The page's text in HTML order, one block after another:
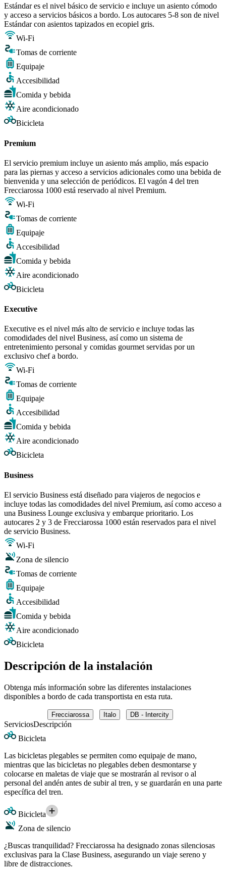
Estándar es el nivel básico de servicio e incluye un asiento cómodo
y acceso a servicios básicos a bordo. Los autocares 5-8 son de nivel
Estándar con asientos tapizados en ecopiel gris.
Wi-Fi
Tomas de corriente
Equipaje
Accesibilidad
Comida y bebida
Aire acondicionado
Bicicleta
Premium
El servicio premium incluye un asiento más amplio, más espacio
para las piernas y acceso a servicios adicionales como una bebida de
bienvenida y una selección de periódicos. El vagón 4 del tren
Frecciarossa 1000 está reservado al nivel Premium.
Wi-Fi
Tomas de corriente
Equipaje
Accesibilidad
Comida y bebida
Aire acondicionado
Bicicleta
Executive
Executive es el nivel más alto de servicio e incluye todas las
comodidades del nivel Business, así como un sistema de
entretenimiento personal y comidas gourmet servidas por un
exclusivo chef a bordo.
Wi-Fi
Tomas de corriente
Equipaje
Accesibilidad
Comida y bebida
Aire acondicionado
Bicicleta
Business
El servicio Business está diseñado para viajeros de negocios e
incluye todas las comodidades del nivel Premium, así como acceso a
una Business Lounge exclusiva y embarque prioritario. Los
autocares 2 y 3 de Frecciarossa 1000 están reservados para el nivel
de servicio Business.
Wi-Fi
Zona de silencio
Tomas de corriente
Equipaje
Accesibilidad
Comida y bebida
Aire acondicionado
Bicicleta
Descripción de la instalación
Obtenga más información sobre las diferentes instalaciones
disponibles a bordo de cada transportista en esta ruta.
Frecciarossa Italo DB - Intercity
ServiciosDescripción
Bicicleta
Las bicicletas plegables se permiten como equipaje de mano,
mientras que las bicicletas no plegables deben desmontarse y
colocarse en maletas de viaje que se mostrarán al revisor o al
personal del andén antes de subir al tren, y se guardarán en una parte
específica del tren.
Bicicleta
Zona de silencio
¿Buscas tranquilidad? Frecciarossa ha designado zonas silenciosas
exclusivas para la Clase Business, asegurando un viaje sereno y
libre de distracciones.